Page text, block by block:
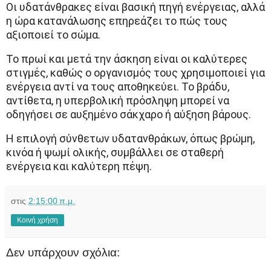
Οι υδατάνθρακες είναι βασική πηγή ενέργειας, αλλά
η ώρα κατανάλωσης επηρεάζει το πώς τους
αξιοποιεί το σώμα.
Το πρωί και μετά την άσκηση είναι οι καλύτερες
στιγμές, καθώς ο οργανισμός τους χρησιμοποιεί για
ενέργεια αντί να τους αποθηκεύει. Το βράδυ,
αντίθετα, η υπερβολική πρόσληψη μπορεί να
οδηγήσει σε αυξημένο σάκχαρο ή αύξηση βάρους.
Η επιλογή σύνθετων υδατανθράκων, όπως βρώμη,
κινόα ή ψωμί ολικής, συμβάλλει σε σταθερή
ενέργεια και καλύτερη πέψη.
στις 2:15:00 π.μ.
Κοινή χρήση
Δεν υπάρχουν σχόλια: